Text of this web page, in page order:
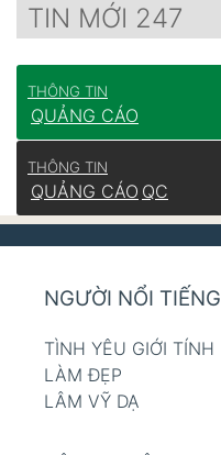
TIN MỚI 247
THÔNG TIN
QUẢNG CÁO
THÔNG TIN
QUẢNG CÁO QC
NGƯỜI NỔI TIẾNG
TÌNH YÊU GIỚI TÍNH
LÀM ĐẸP
LÂM VỸ DẠ